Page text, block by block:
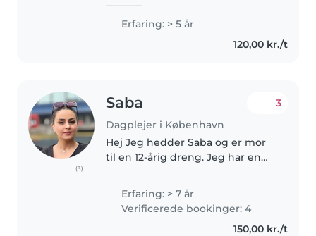
går i gymnasiet og spiller masser
af musik. Jeg har fri 15:15 så jeg er
Erfaring: > 5 år
120,00 kr./t
(3)
Saba
Dagplejer i København
3
Hej Jeg hedder Saba og er mor
til en 12-årig dreng. Jeg har en
og 7 års erfaring som leder i en
børnehave med børn fra 6
måneder til 7 år. Jeg tilbyder..
Erfaring: > 7 år
Verificerede bookinger: 4
150,00 kr./t